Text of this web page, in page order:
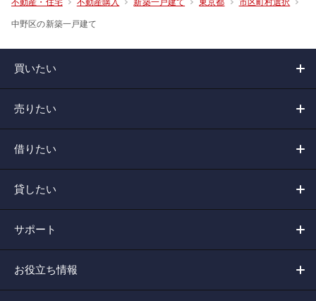
中野区の新築一戸建て
買いたい
売りたい
借りたい
貸したい
サポート
お役立ち情報